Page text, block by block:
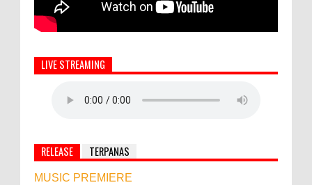
LIVE STREAMING
RELEASE TERPANAS
MUSIC PREMIERE